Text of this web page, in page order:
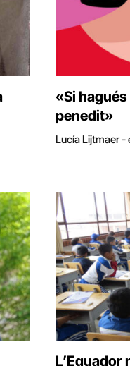
«Si
penedit»
Lucía Lijtmaer -